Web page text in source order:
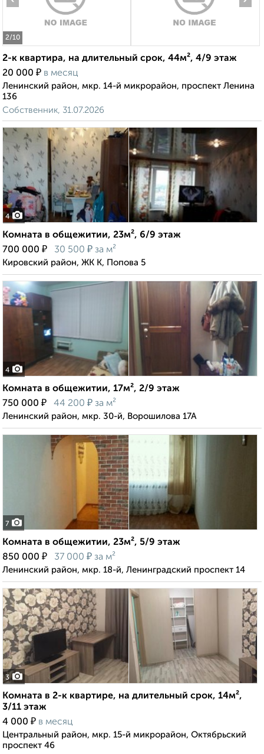
2/10
2-к квартира, на длительный срок, 44м², 4/9 этаж
20 000 ₽ в месяц
Ленинский район, мкр. 14-й микрорайон, проспект Ленина
136
Собственник, 31.07.2026
4
Комната в общежитии, 23м², 6/9 этаж
700 000 ₽ 30 500 ₽ за м²
Кировский район, ЖК К, Попова 5
4
Комната в общежитии, 17м², 2/9 этаж
750 000 ₽ 44 200 ₽ за м²
Ленинский район, мкр. 30-й, Ворошилова 17А
7
Комната в общежитии, 23м², 5/9 этаж
850 000 ₽ 37 000 ₽ за м²
Ленинский район, мкр. 18-й, Ленинградский проспект 14
3
Комната в 2-к квартире, на длительный срок, 14м²,
3/11 этаж
4 000 ₽ в месяц
Центральный район, мкр. 15-й микрорайон, Октябрьский
проспект 46